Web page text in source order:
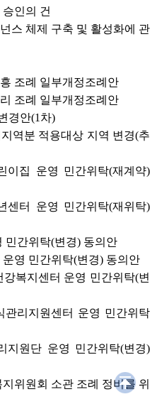
인의 건
스 체제 구축 및 활성화에 관
조례 일부개정조례안
조례 일부개정조례안
경안(1차)
역분 적용대상 지역 변경(추
이집 운영 민간위탁(재계약)
센터 운영 민간위탁(재위탁)
민간위탁(변경) 동의안
영 민간위탁(변경) 동의안
복지센터 운영 민간위탁(변
관리지원센터 운영 민간위탁
지원단 운영 민간위탁(변경)
위원회 소관 조례 정비를 위